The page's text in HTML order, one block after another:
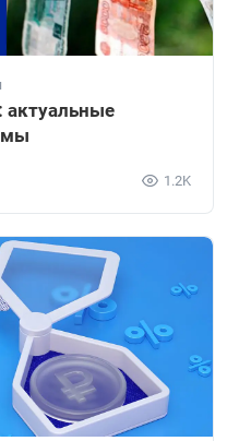
актуальные
1.2K